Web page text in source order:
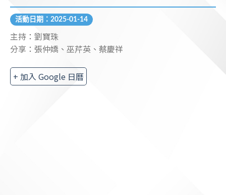
活動日期：2025-01-14
主持：劉寶珠
分享：張仲嬌、巫芹英、蔡慶祥
+ 加入 Google 日曆